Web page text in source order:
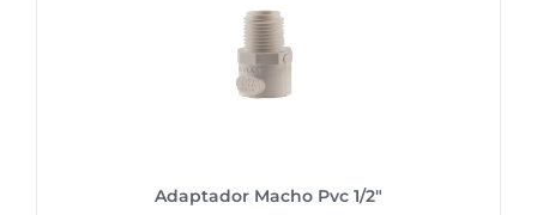
Adaptador Macho Pvc 1/2″